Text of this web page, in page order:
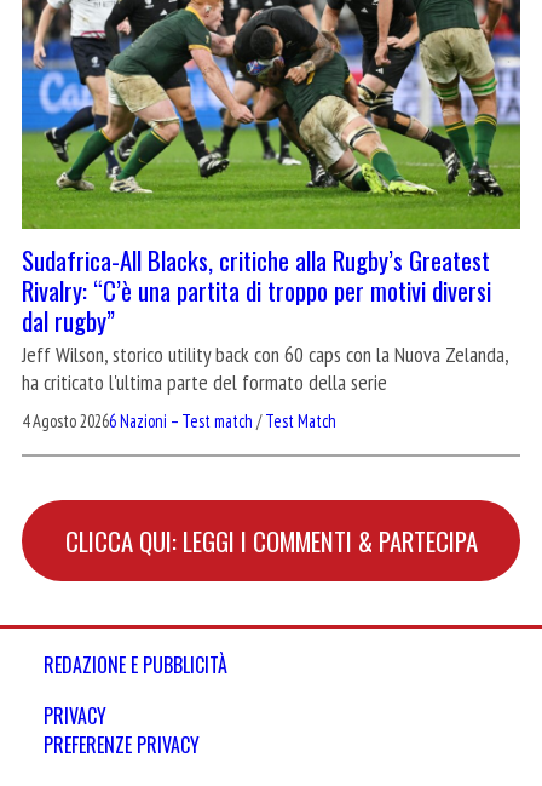
Sudafrica-All Blacks, critiche alla Rugby’s Greatest
Rivalry: “C’è una partita di troppo per motivi diversi
dal rugby”
Jeff Wilson, storico utility back con 60 caps con la Nuova Zelanda,
ha criticato l'ultima parte del formato della serie
4 Agosto 20266 Nazioni – Test match /Test Match
CLICCA QUI: LEGGI I COMMENTI & PARTECIPA
REDAZIONE E PUBBLICITÀ
PRIVACY
PREFERENZE PRIVACY